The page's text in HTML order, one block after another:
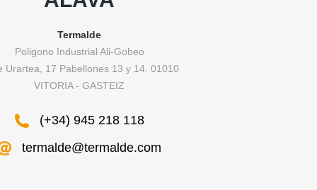
Termalde
Poligono Industrial Ali-Gobeo
Urartea, 17 Pabellones 13 y 14. 01010
VITORIA - GASTEIZ
(+34) 945 218 118
termalde@termalde.com